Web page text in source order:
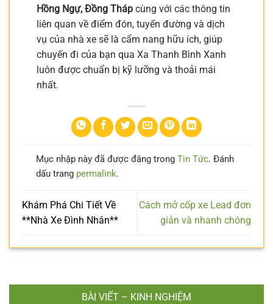
Hồng Ngự, Đồng Tháp cùng với các thông tin
liên quan về điểm đón, tuyến đường và dịch
vụ của nhà xe sẽ là cẩm nang hữu ích, giúp
chuyến đi của bạn qua Xa Thanh Bình Xanh
luôn được chuẩn bị kỹ lưỡng và thoải mái
nhất.
Mục nhập này đã được đăng trong Tin Tức. Đánh
dấu trang permalink.
Khám Phá Chi Tiết Về
**Nhà Xe Đình Nhân**
Cách mở cốp xe Lead đơn
giản và nhanh chóng
BÀI VIẾT – KINH NGHIỆM